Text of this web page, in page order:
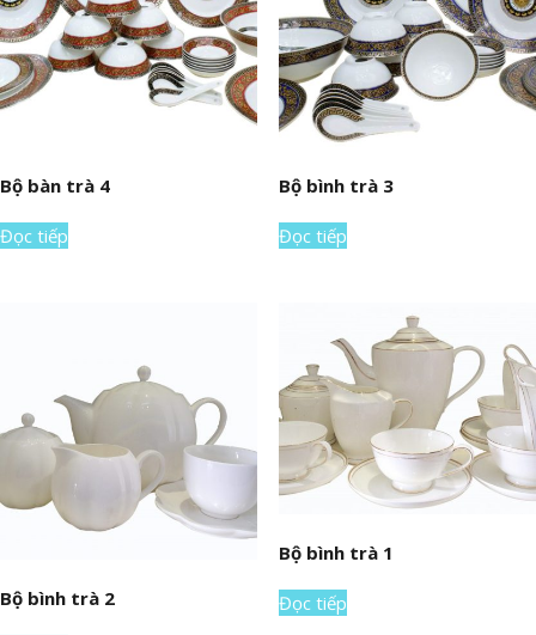
Bộ bàn trà 4
Đọc tiếp
Bộ bình trà 3
Đọc tiếp
Bộ bình trà 2
Bộ bình trà 1
Đọc tiếp